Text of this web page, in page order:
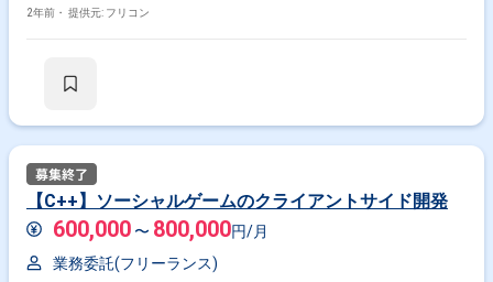
2年前・ 提供元: フリコン
【C++】ソーシャルゲームのクライアントサイド開発
600,000 〜 800,000円/月
業務委託(フリーランス)